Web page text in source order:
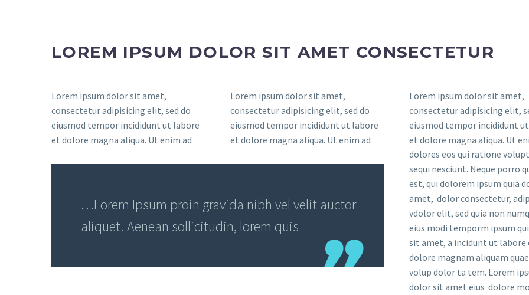
LOREM IPSUM DOLOR SIT AMET CONSECTETUR
Lorem ipsum dolor sit amet,
consectetur adipisicing elit, sed do
eiusmod tempor incididunt ut labore
et dolore magna aliqua. Ut enim ad
Lorem ipsum dolor sit amet,
consectetur adipisicing elit, sed do
eiusmod tempor incididunt ut labore
et dolore magna aliqua. Ut enim ad
Lorem ipsum dolor sit amet,
consectetur adipisicing elit,
eiusmod tempor incididunt
et dolore magna aliqua. Ut
…Lorem Ipsum proin gravida nibh vel velit auctor
aliquet. Aenean sollicitudin, lorem quis
dolores eos qui ratione
sequi nesciunt. Neque porro
est, qui dolorem ipsum quia
amet, dolor consectetur,
vdolor elit, sed quia non
eius modi temporm ipsum
sit amet, a incidunt ut labore
dolore magnam aliquam
volup dolor ta tem. Lorem
dolor sit amet eius dolore